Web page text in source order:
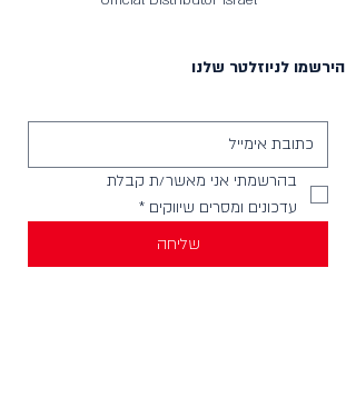
הירשמו לניוזלטר שלנו
עדכונים ומסרים שיווקים *
שליחה